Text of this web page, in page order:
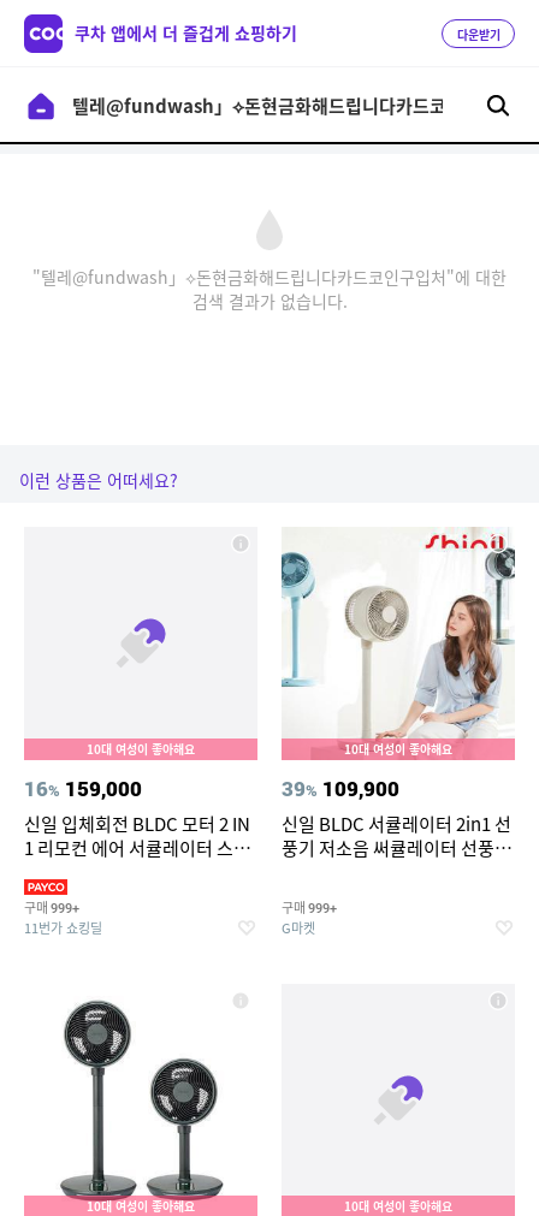
쿠차 앱에서 더 즐겁게 쇼핑하기 다운받기
"텔레@fundwash」⟡돈현금화해드립니다카드코인구입처"에 대한
검색 결과가 없습니다.
이런 상품은 어떠세요?
10대 여성이 좋아해요
16% 159,000
신일 입체회전 BLDC 모터 2 IN
1 리모컨 에어 서큘레이터 스탠
구매 999+
11번가 쇼킹딜
10대 여성이 좋아해요
39% 109,900
신일 BLDC 서큘레이터 2in1 선
풍기 저소음 써큘레이터 선풍기
(리퍼)
구매 999+
G마켓
10대 여성이 좋아해요 10대 여성이 좋아해요